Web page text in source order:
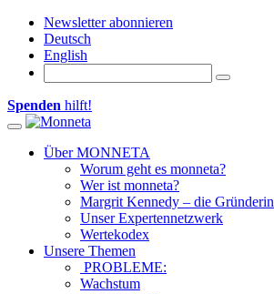
Newsletter abonnieren
Deutsch
English
Spenden hilft!
Toggle navigation
Über MONNETA
Worum geht es monneta?
Wer ist monneta?
Margrit Kennedy – die Gründerin
Unser Expertennetzwerk
Wertekodex
Unsere Themen
PROBLEME:
Wachstum